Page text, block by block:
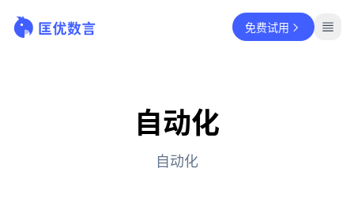
免费试用
自动化
自动化